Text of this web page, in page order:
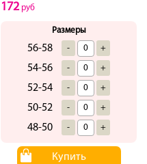
172руб
Размеры
56-58 - +
54-56 - +
52-54 - +
50-52 - +
48-50 - +
Купить